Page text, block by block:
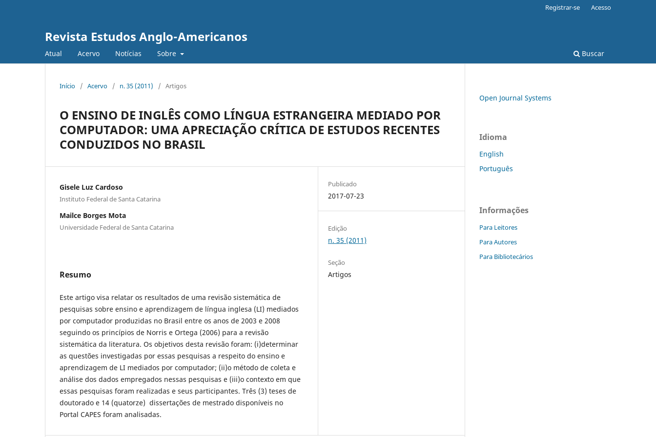
Revista Estudos Anglo-Americanos
Atual Acervo Notícias Sobre Buscar
Registrar-se Acesso
Início / Acervo / n. 35 (2011) / Artigos
O ENSINO DE INGLÊS COMO LÍNGUA ESTRANGEIRA MEDIADO POR
COMPUTADOR: UMA APRECIAÇÃO CRÍTICA DE ESTUDOS RECENTES
CONDUZIDOS NO BRASIL
Gisele Luz Cardoso
Instituto Federal de Santa Catarina
Mailce Borges Mota
Universidade Federal de Santa Catarina
Resumo
Este artigo visa relatar os resultados de uma revisão sistemática de
pesquisas sobre ensino e aprendizagem de língua inglesa (LI) mediados
por computador produzidas no Brasil entre os anos de 2003 e 2008
seguindo os princípios de Norris e Ortega (2006) para a revisão
sistemática da literatura. Os objetivos desta revisão foram: (i)determinar
as questões investigadas por essas pesquisas a respeito do ensino e
aprendizagem de LI mediados por computador; (ii)o método de coleta e
análise dos dados empregados nessas pesquisas e (iii)o contexto em que
essas pesquisas foram realizadas e seus participantes. Três (3) teses de
doutorado e 14 (quatorze) dissertações de mestrado disponíveis no
Portal CAPES foram analisadas.
Publicado
2017-07-23
Edição
n. 35 (2011)
Seção
Artigos
Open Journal Systems
Idioma
English
Português
Informações
Para Leitores
Para Autores
Para Bibliotecários